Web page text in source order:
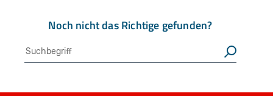
Noch nicht das Richtige gefunden?
Suche Suchen